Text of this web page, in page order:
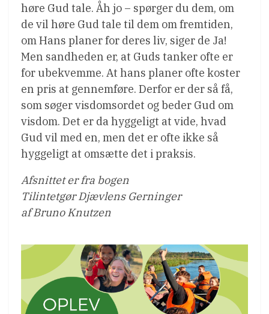
høre Gud tale. Åh jo – spørger du dem, om
de vil høre Gud tale til dem om fremtiden,
om Hans planer for deres liv, siger de Ja!
Men sandheden er, at Guds tanker ofte er
for ubekvemme. At hans planer ofte koster
en pris at gennemføre. Derfor er der så få,
som søger visdomsordet og beder Gud om
visdom. Det er da hyggeligt at vide, hvad
Gud vil med en, men det er ofte ikke så
hyggeligt at omsætte det i praksis.
Afsnittet er fra bogen
Tilintetgør Djævlens Gerninger
af Bruno Knutzen